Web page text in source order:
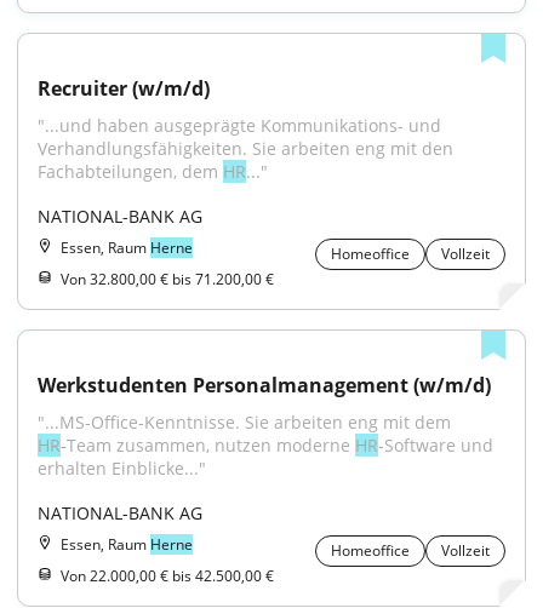
Recruiter (w/m/d)
"...und haben ausgeprägte Kommunikations‑ und
Verhandlungsfähigkeiten. Sie arbeiten eng mit den
Fachabteilungen, dem HR..."
NATIONAL-BANK AG
Essen, Raum Herne Homeoffice
Vollzeit
Von 32.800,00 € bis 71.200,00 €
Werkstudenten Personalmanagement (w/m/d)
HR‑Team zusammen, nutzen moderne HR‑Software und
erhalten Einblicke..."
NATIONAL-BANK AG
Essen, Raum Herne Homeoffice
Vollzeit
Von 22.000,00 € bis 42.500,00 €